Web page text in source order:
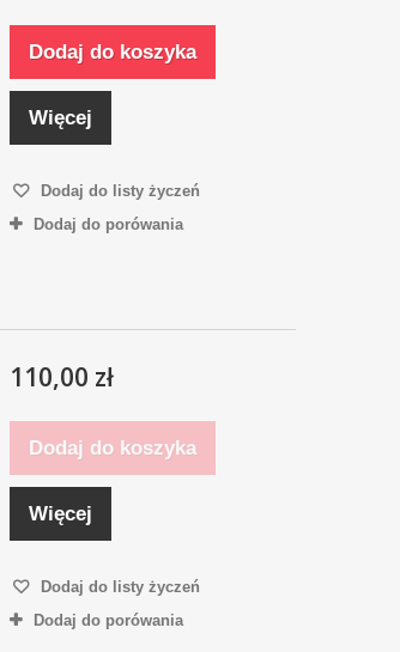
Dodaj do koszyka
Więcej
Dodaj do listy życzeń
Dodaj do porówania
110,00 zł
Dodaj do koszyka
Więcej
Dodaj do listy życzeń
Dodaj do porówania